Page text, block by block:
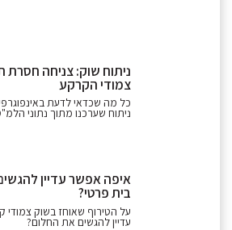
ניתוח שוק: צניחה חסרת
צמודי הקרקע
כל מה שכדאי לדעת
ניתוח שערכנו מתוך נתוני
איפה אפשר עדיין
בית פרטי?
על הטירוף שאוחז בשוק
עדיין להגשים את החלום?